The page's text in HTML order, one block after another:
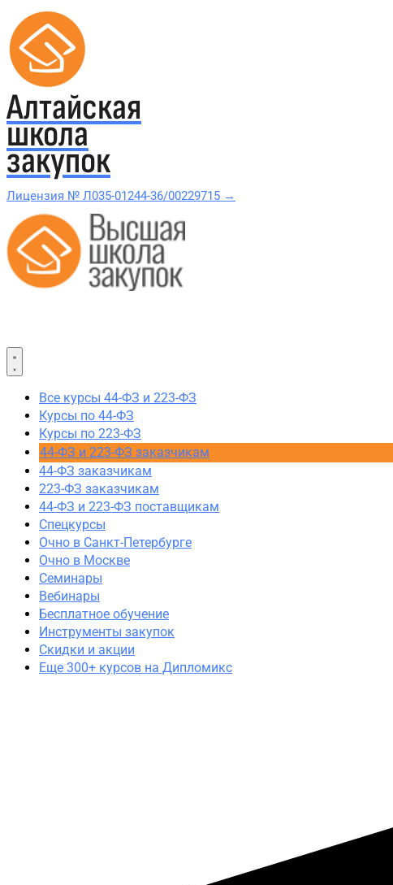
Алтайская
школа
закупок
Лицензия № Л035-01244-36/00229715 →
Проверить в реестре Рособрнадзора →
223-ФЗ заказчикам
44-ФЗ и 223-ФЗ поставщикам
Очно в Москве
Очно в Санкт-Петербурге
Семинары
Вебинары
Спецкурсы
Скидки и акции
Все курсы 44-ФЗ и 223-ФЗ
Курсы по 44-ФЗ
Курсы по 223-ФЗ
44-ФЗ и 223-ФЗ заказчикам
44-ФЗ заказчикам
223-ФЗ заказчикам
44-ФЗ и 223-ФЗ поставщикам
Спецкурсы
Очно в Санкт-Петербурге
Очно в Москве
Семинары
Вебинары
Бесплатное обучение
Инструменты закупок
Скидки и акции
Еще 300+ курсов на Дипломикс